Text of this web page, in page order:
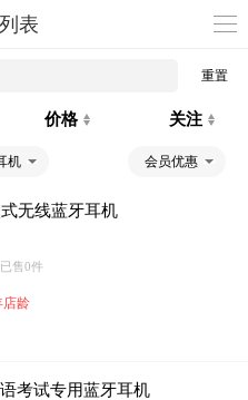
表
重置
价格 关注
机 会员优惠
无线蓝牙耳机
已售0件
店龄
考试专用蓝牙耳机